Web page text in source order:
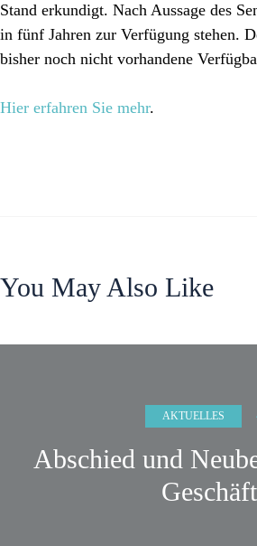
Stand erkundigt. Nach Aussage des
in fünf Jahren zur Verfügung stehen.
bisher noch nicht vorhandene
Hier erfahren Sie mehr.
You May Also Like
AKTUELLES
Abschied und